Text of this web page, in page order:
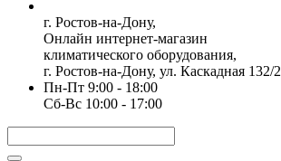
г. Ростов-на-Дону,
Онлайн интернет-магазин
климатического оборудования,
г. Ростов-на-Дону, ул. Каскадная 132/2
Пн-Пт 9:00 - 18:00
Сб-Вс 10:00 - 17:00